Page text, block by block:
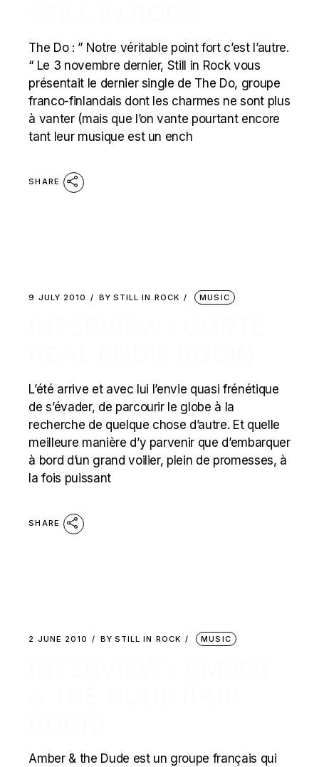
The Do : ” Notre véritable point fort c’est l’autre.
“ Le 3 novembre dernier, Still in Rock vous
présentait le dernier single de The Do, groupe
franco-finlandais dont les charmes ne sont plus
à vanter (mais que l’on vante pourtant encore
tant leur musique est un ench
SHARE
9 JULY 2010 BY STILL IN ROCK MUSIC
L’été arrive et avec lui l’envie quasi frénétique
de s’évader, de parcourir le globe à la
recherche de quelque chose d’autre. Et quelle
meilleure manière d’y parvenir que d’embarquer
à bord d’un grand voilier, plein de promesses, à
la fois puissant
SHARE
2 JUNE 2010 BY STILL IN ROCK MUSIC
Amber & the Dude est un groupe français qui